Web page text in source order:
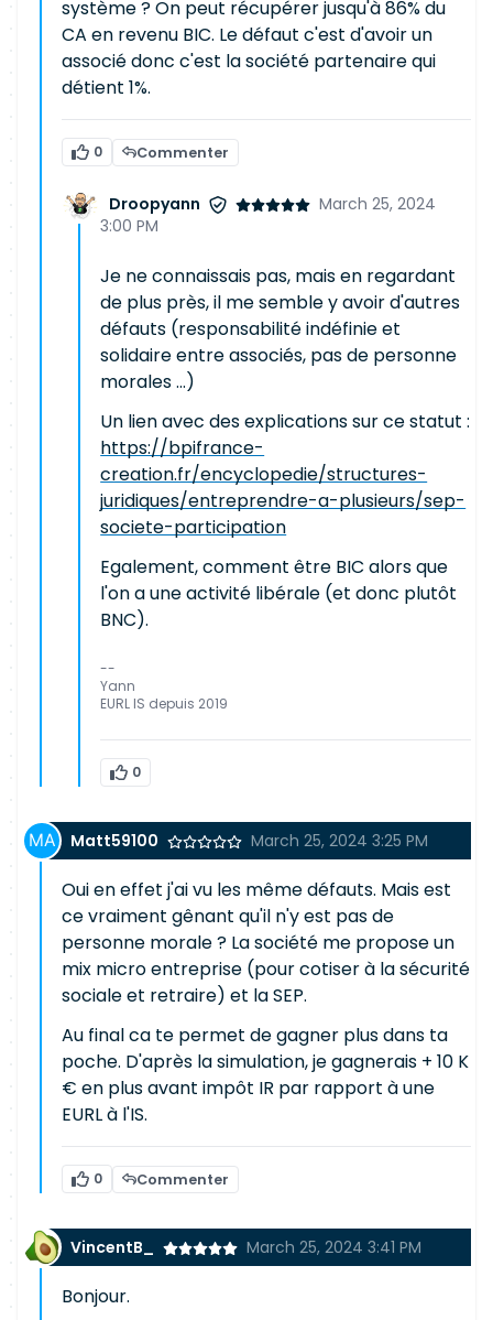
système ? On peut récupérer jusqu'à 86% du
CA en revenu BIC. Le défaut c'est d'avoir un
associé donc c'est la société partenaire qui
détient 1%.
0 Commenter
Droopyann
March 25, 2024
3:00 PM
Je ne connaissais pas, mais en regardant
de plus près, il me semble y avoir d'autres
défauts (responsabilité indéfinie et
solidaire entre associés, pas de personne
morales ...)
Un lien avec des explications sur ce statut :
https://bpifrance-
creation.fr/encyclopedie/structures-
juridiques/entreprendre-a-plusieurs/sep-
societe-participation
Egalement, comment être BIC alors que
l'on a une activité libérale (et donc plutôt
BNC).
--
Yann
EURL IS depuis 2019
0
Matt59100 March 25, 2024 3:25 PM
Oui en effet j'ai vu les même défauts. Mais est
ce vraiment gênant qu'il n'y est pas de
personne morale ? La société me propose un
mix micro entreprise (pour cotiser à la sécurité
sociale et retraire) et la SEP.
Au final ca te permet de gagner plus dans ta
poche. D'après la simulation, je gagnerais + 10 K
€ en plus avant impôt IR par rapport à une
EURL à l'IS.
0 Commenter
VincentB_ March 25, 2024 3:41 PM
Bonjour.